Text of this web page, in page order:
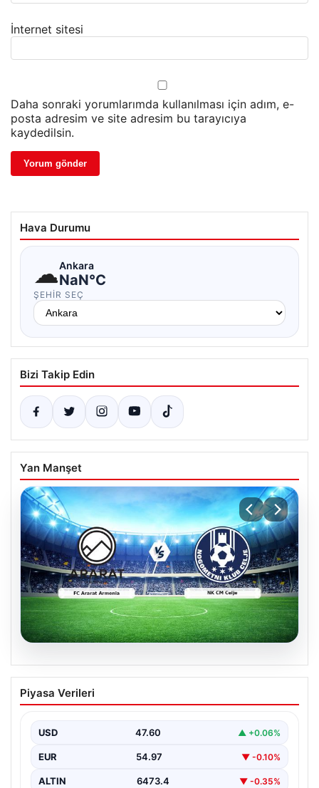
İnternet sitesi
Daha sonraki yorumlarımda kullanılması için adım, e-
posta adresim ve site adresim bu tarayıcıya
kaydedilsin.
Hava Durumu
☁Ankara
NaN°C
ŞEHIR SEÇ
Bizi Takip Edin
Yan Manşet
04.08.2026
CANLI | FC Ararat Armenia – NK CM
Celje maç anlatımı! Maç ne zaman?
Ağustos 2026
Piyasa Verileri
USD 47.60 ▲ +0.06%
EUR 54.97 ▼ -0.10%
ALTIN 6473.4 ▼ -0.35%